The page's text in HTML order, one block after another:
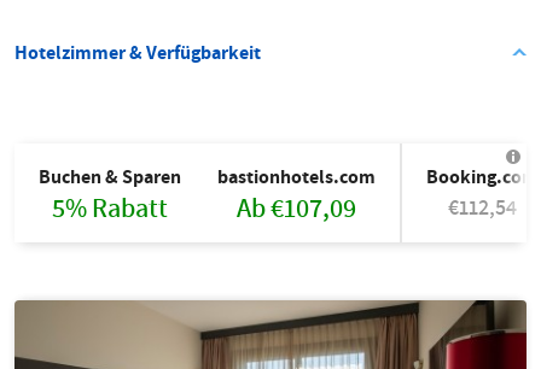
Hotelzimmer & Verfügbarkeit
Buchen & Sparen
5% Rabatt
bastionhotels.com
Ab €107,09
Booking.com
€112,54